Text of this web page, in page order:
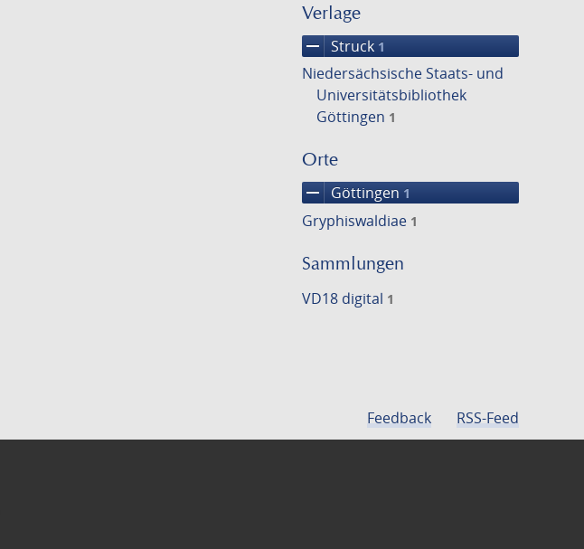
Verlage
remove Struck 1
Niedersächsische Staats- und
Universitätsbibliothek
Göttingen 1
Orte
remove Göttingen 1
Gryphiswaldiae 1
Sammlungen
VD18 digital 1
Feedback RSS-Feed